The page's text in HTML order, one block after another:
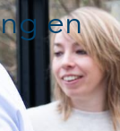
en